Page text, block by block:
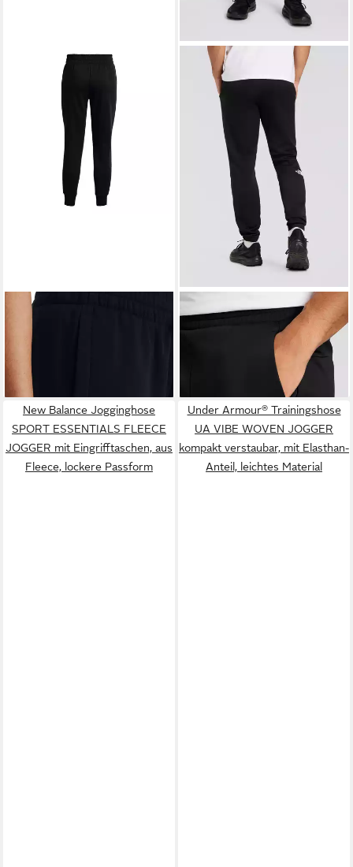
UNDER ARMOUR®
Jogginghose mit schmal
zulaufendem Bein
THE NORTH FACE
Funktionshose M REAXION
2.0 JOGGER für vielseitige
sportliche Aktivitäten, aus
75,00 €
New Balance Jogginghose
SPORT ESSENTIALS FLEECE
JOGGER mit Eingrifftaschen, aus
Fleece, lockere Passform
Under Armour® Trainingshose
UA VIBE WOVEN JOGGER
kompakt verstaubar, mit Elasthan-
Anteil, leichtes Material